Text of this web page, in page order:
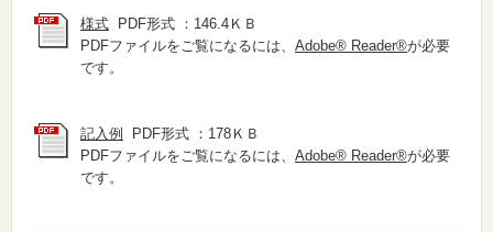
様式 PDF形式 ：146.4ＫＢ
PDFファイルをご覧になるには、 Adobe® Reader®が必要
です。
記入例
PDF形式 ：178ＫＢ
PDFファイルをご覧になるには、 Adobe® Reader®が必要
です。